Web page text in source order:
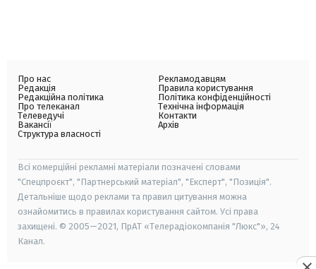
Про нас
Редакція
Редакційна політика
Про телеканал
Телеведучі
Вакансії
Структура власності
Рекламодавцям
Правила користування
Політика конфіденційності
Технічна інформація
Контакти
Архів
Всі комерційні рекламні матеріали позначені словами
"Спецпроєкт", "Партнерський матеріал", "Експерт", "Позиція".
Детальніше щодо реклами та правил цитування можна
ознайомитись в правилах користування сайтом. Усі права
захищені. © 2005—2021, ПрАТ «Телерадіокомпанія "Люкс"», 24
Канал.